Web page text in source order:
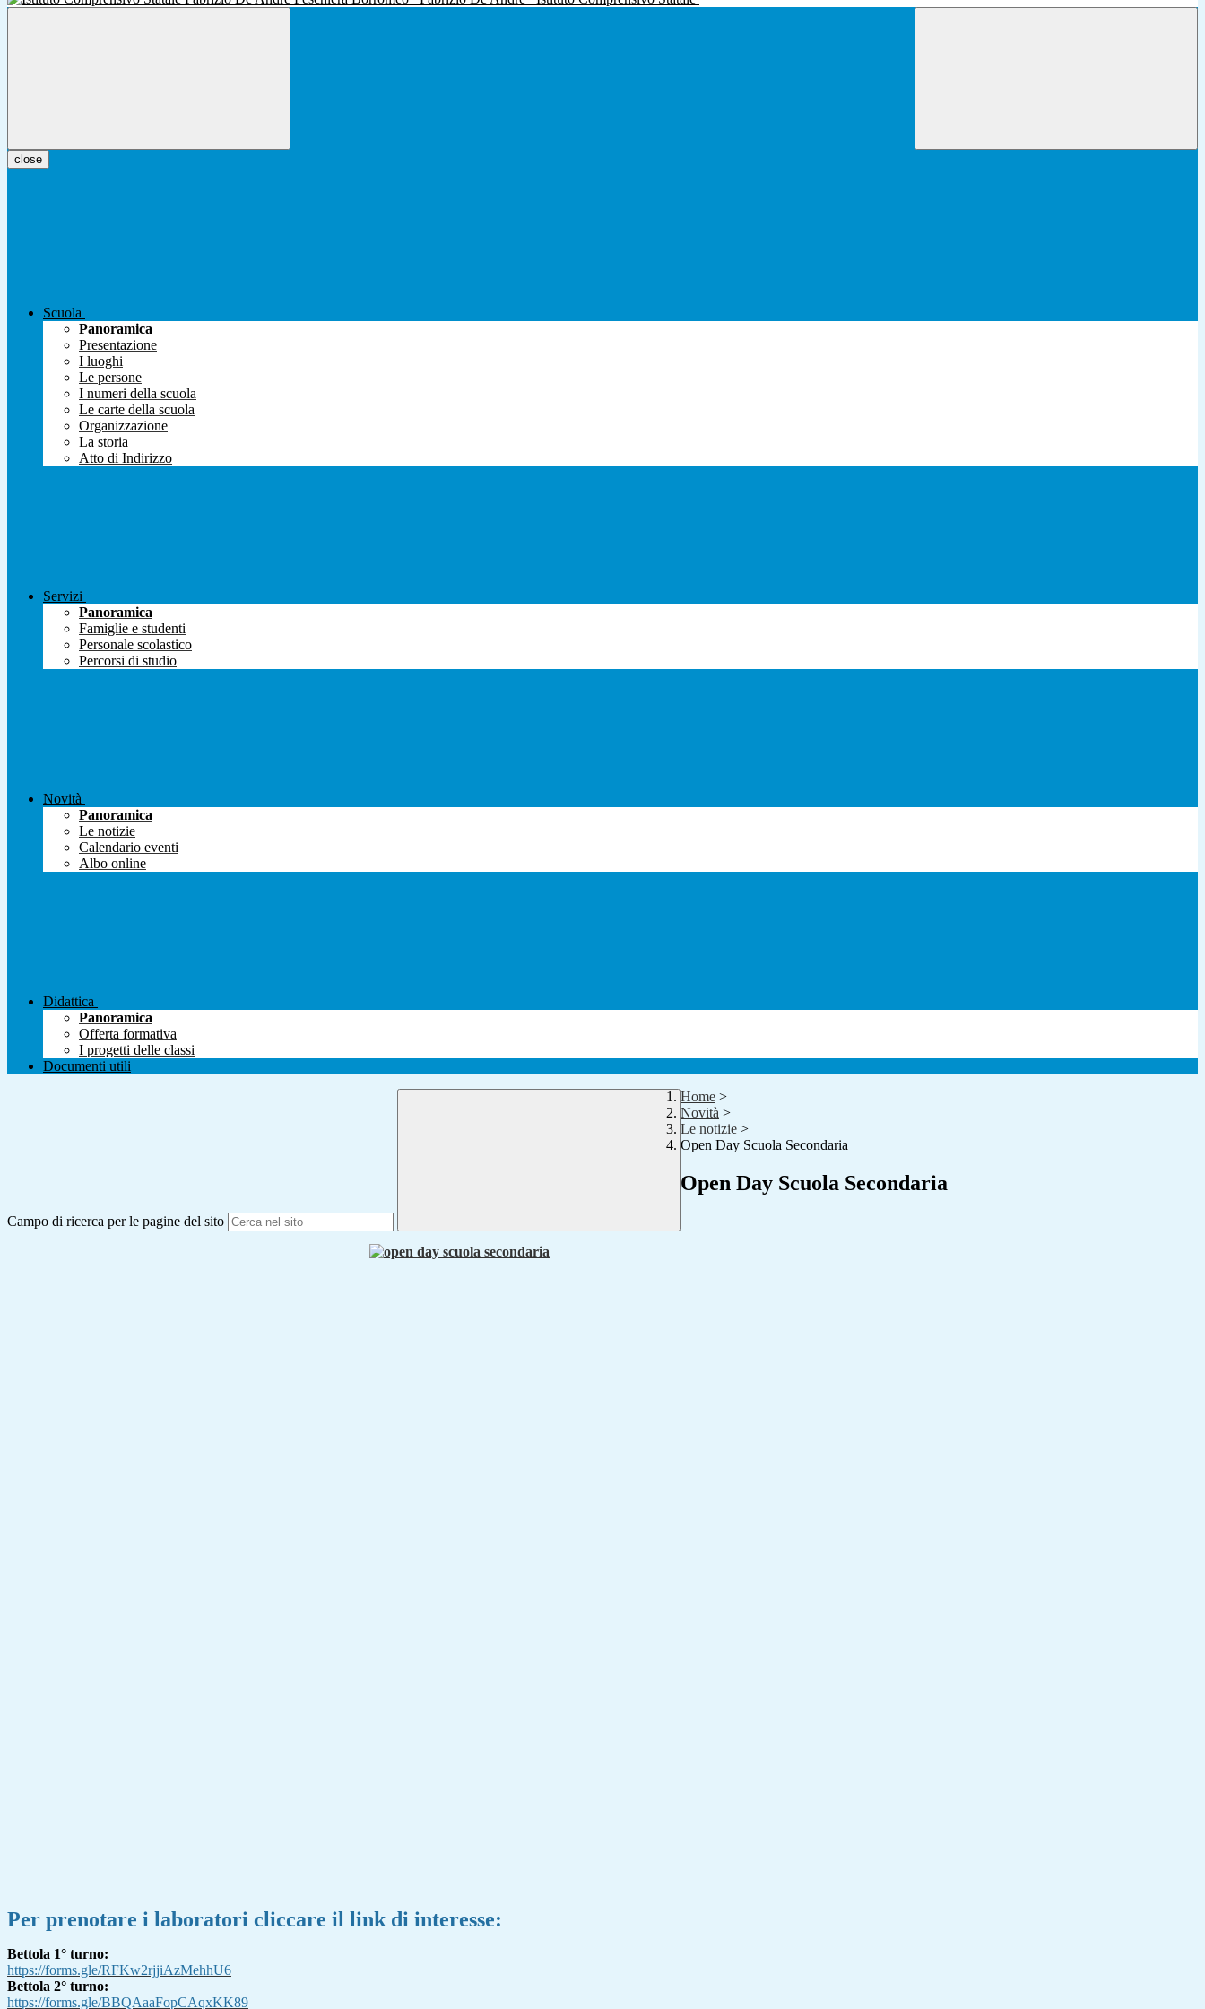
close
Scuola
Panoramica
Presentazione
I luoghi
Le persone
I numeri della scuola
Le carte della scuola
Organizzazione
La storia
Atto di Indirizzo
Servizi
Panoramica
Famiglie e studenti
Personale scolastico
Percorsi di studio
Novità
Panoramica
Le notizie
Calendario eventi
Albo online
Didattica
Panoramica
Offerta formativa
I progetti delle classi
Documenti utili
Campo di ricerca per le pagine del sito
Home >
Novità >
Le notizie >
Open Day Scuola Secondaria
Open Day Scuola Secondaria
Per prenotare i laboratori cliccare il link di interesse:
Bettola 1° turno:
https://forms.gle/RFKw2rjjiAzMehhU6
Bettola 2° turno:
https://forms.gle/BBQAaaFopCAqxKK89